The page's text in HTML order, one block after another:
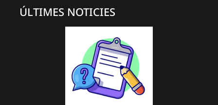
ÚLTIMES NOTICIES